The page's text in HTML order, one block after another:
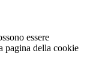
essere
pagina della cookie